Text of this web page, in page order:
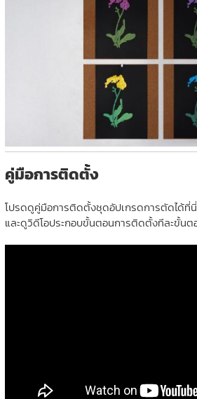
คู่มือการติดตั้ง
โปรดดูคู่มือการติดตั้งชุดอัปเกรดการตัดได้ที่
และดูวิดีโอประกอบขั้นตอนการติดตั้งทีละขั้นต